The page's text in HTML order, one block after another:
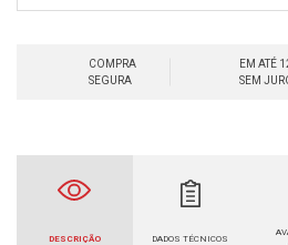
COMPRA
SEGURA
EM ATÉ
SEM
DESCRIÇÃO DADOS TÉCNICOS